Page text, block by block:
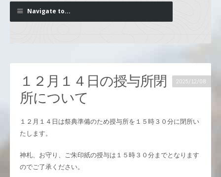
Navigate to...
１２月１４日の授与所閉
所について
2025/12/08
１２月１４日は祭典準備のため授与所を１５時３０分に閉所い
たします。
神札、お守り、ご朱印紙の授与は１５時３０分までとなります
のでご了承ください。